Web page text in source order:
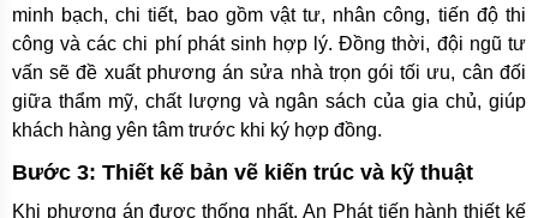
minh bạch, chi tiết, bao gồm vật tư, nhân công, tiến độ thi
công và các chi phí phát sinh hợp lý. Đồng thời, đội ngũ tư
vấn sẽ đề xuất phương án sửa nhà trọn gói tối ưu, cân đối
giữa thẩm mỹ, chất lượng và ngân sách của gia chủ, giúp
khách hàng yên tâm trước khi ký hợp đồng.
Bước 3: Thiết kế bản vẽ kiến trúc và kỹ thuật
Khi phương án được thống nhất, An Phát tiến hành thiết kế